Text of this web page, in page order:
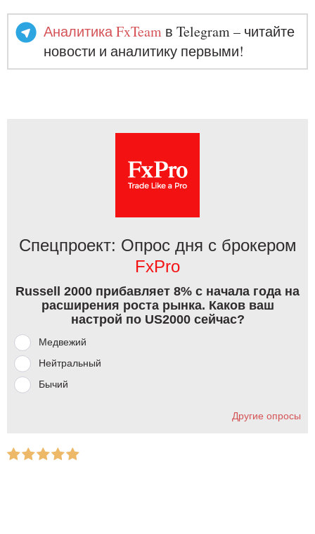
Аналитика FxTeam в Telegram – читайте
новости и аналитику первыми!
Спецпроект: Опрос дня с брокером
FxPro
Russell 2000 прибавляет 8% с начала года на
расширения роста рынка. Каков ваш
настрой по US2000 сейчас?
Медвежий
Нейтральный
Бычий
Другие опросы